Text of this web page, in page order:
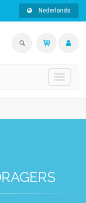
Nederlands
Toggle